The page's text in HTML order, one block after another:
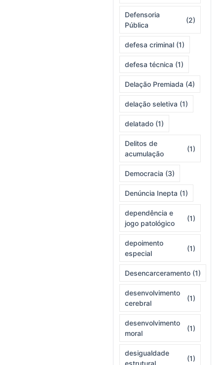
Defensoria
Pública
(2)
defesa criminal (1)
defesa técnica (1)
Delação Premiada (4)
delação seletiva (1)
delatado (1)
Delitos de
acumulação
(1)
Democracia (3)
Denúncia Inepta (1)
dependência e
jogo patológico
(1)
depoimento
especial
(1)
Desencarceramento (1)
desenvolvimento
cerebral
(1)
desenvolvimento
moral
(1)
desigualdade
(1)